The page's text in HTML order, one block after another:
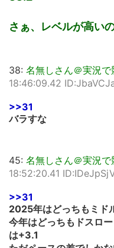
さぁ、レベルが高い
38: 名無しさん＠実況で
18:46:09.42
>>31
バラすな
45: 名無しさん＠実況で
18:52:20.41
>>31
2025年はどっちもミド
今年はどっちもドスロ
は+3.1